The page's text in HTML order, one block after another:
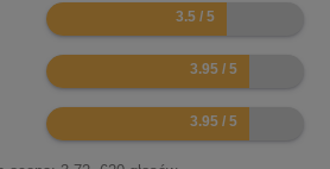
7
7.9
7.9